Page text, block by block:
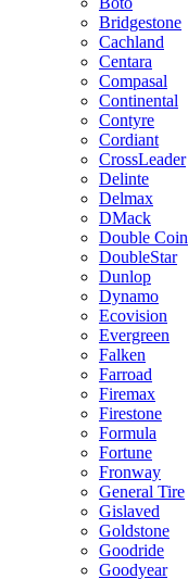
Bridgestone
Cachland
Centara
Compasal
Continental
Contyre
Cordiant
CrossLeader
Delinte
Delmax
DMack
Double Coin
DoubleStar
Dunlop
Dynamo
Ecovision
Evergreen
Falken
Farroad
Firemax
Firestone
Formula
Fortune
Fronway
General Tire
Gislaved
Goldstone
Goodride
Goodyear